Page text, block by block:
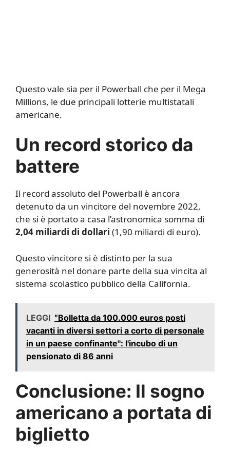
Questo vale sia per il Powerball che per il Mega
Millions, le due principali lotterie multistatali
americane.
Un record storico da
battere
Il record assoluto del Powerball è ancora
detenuto da un vincitore del novembre 2022,
che si è portato a casa l’astronomica somma di
2,04 miliardi di dollari (1,90 miliardi di euro).
Questo vincitore si è distinto per la sua
generosità nel donare parte della sua vincita al
sistema scolastico pubblico della California.
LEGGI “Bolletta da 100.000 euros posti
vacanti in diversi settori a corto di personale
in un paese confinante": l'incubo di un
pensionato di 86 anni
Conclusione: Il sogno
americano a portata di
biglietto